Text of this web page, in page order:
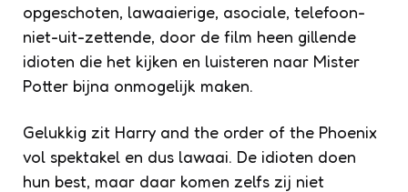
opgeschoten, lawaaierige, asociale, telefoon-
niet-uit-zettende, door de film heen gillende
idioten die het kijken en luisteren naar Mister
Potter bijna onmogelijk maken.
Gelukkig zit Harry and the order of the Phoenix
vol spektakel en dus lawaai. De idioten doen
hun best, maar daar komen zelfs zij niet